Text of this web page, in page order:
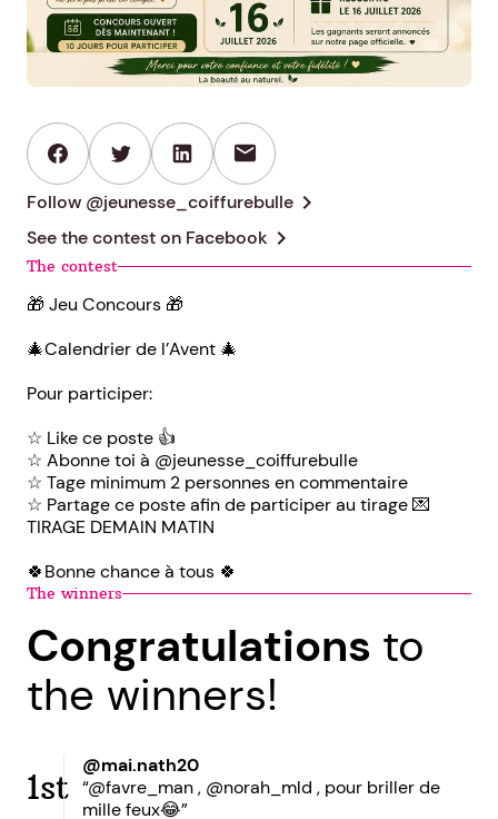
mail
Follow @jeunesse_coiffurebulle chevron_right
See the contest on Facebook chevron_right
The contest
🎁 Jeu Concours 🎁
🎄Calendrier de l’Avent 🎄
Pour participer:
☆ Like ce poste 👍
☆ Abonne toi à @jeunesse_coiffurebulle
☆ Tage minimum 2 personnes en commentaire
☆ Partage ce poste afin de participer au tirage 💌
TIRAGE DEMAIN MATIN
🍀Bonne chance à tous 🍀
The winners
Congratulations to
the winners!
1st
@mai.nath20
“@favre_man , @norah_mld , pour briller de
mille feux😂”